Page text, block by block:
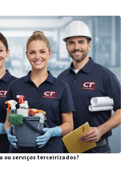
ou serviços terceirizados?